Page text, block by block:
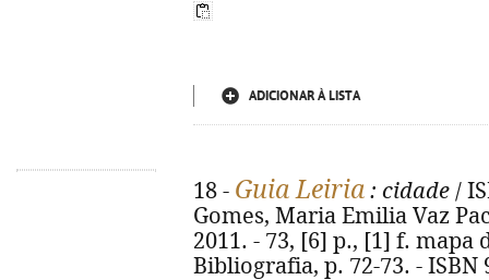
ADICIONAR À LISTA
18 - Guia Leiria : cidade /
Gomes, Maria Emilia Vaz
2011. - 73, [6] p., [1] f. mapa
Bibliografia, p. 72-73. - ISBN